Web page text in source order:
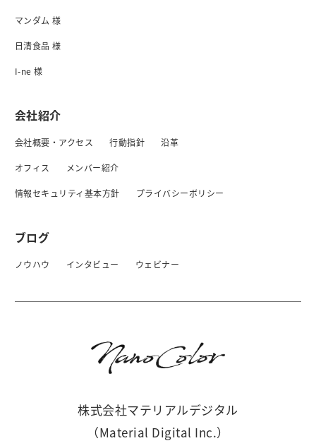
マンダム 様
日清食品 様
I-ne 様
会社紹介
会社概要・アクセス 行動指針 沿革
オフィス メンバー紹介
情報セキュリティ基本方針 プライバシーボリシー
ブログ
ノウハウ インタビュー ウェビナー
株式会社マテリアルデジタル
（Material Digital Inc.）